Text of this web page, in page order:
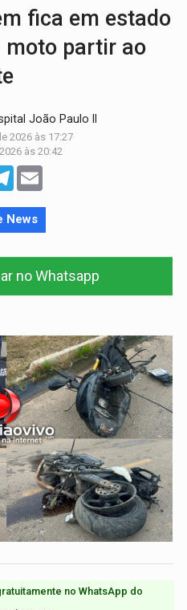
fica em estado
moto partir ao
João Paulo II
2026 às 17:27
às 20:42
Telegram
News
no Whatsapp
no WhatsApp do